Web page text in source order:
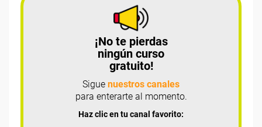
¡No te pierdas
ningún curso
gratuito!
Sigue nuestros canales
para enterarte al momento.
Haz clic en tu canal favorito: